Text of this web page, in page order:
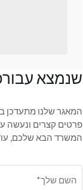
שנמצא
המאגר שלנו מתעדכן
פרטים קצרים ונעשה
המשרד הבא שלכם,